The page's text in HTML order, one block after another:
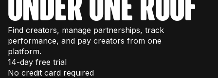
Find creators, manage partnerships, track
performance, and pay creators from one
platform.
14-day free trial
No credit card required